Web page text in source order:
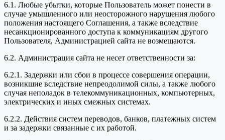
6.1. Любые убытки, которые Пользователь может понести в
случае умышленного или неосторожного нарушения любого
положения настоящего Соглашения, а также вследствие
несанкционированного доступа к коммуникациям другого
Пользователя, Администрацией сайта не возмещаются.
6.2. Администрация сайта не несет ответственности за:
6.2.1. Задержки или сбои в процессе совершения операции,
возникшие вследствие непреодолимой силы, а также любого
случая неполадок в телекоммуникационных, компьютерных,
электрических и иных смежных системах.
6.2.2. Действия систем переводов, банков, платежных систем
и за задержки связанные с их работой.